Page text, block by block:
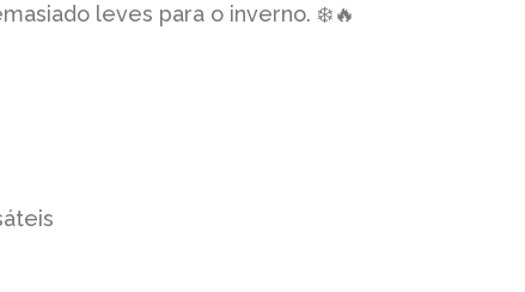
leves para o inverno. ❄️🔥